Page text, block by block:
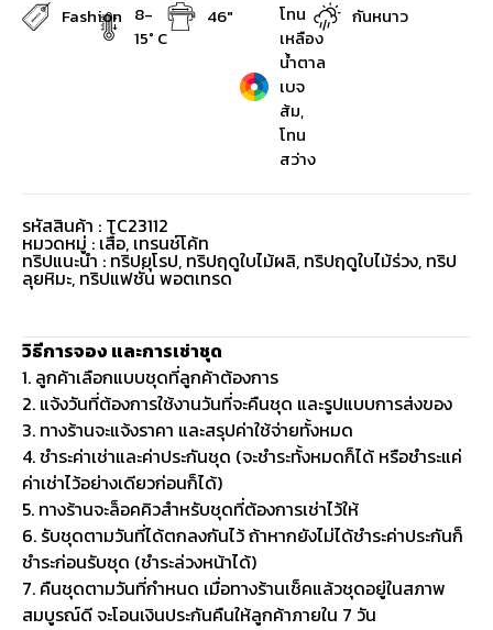
Fashion 8-
15° C
46"
โทน
เหลือง
น้ำตาล
เบจ
ส้ม,
โทน
สว่าง
กันหนาว
รหัสสินค้า : TC23112
หมวดหมู่ : เสื้อ, เทรนช์โค้ท
ทริปแนะนำ : ทริปยุโรป, ทริปฤดูใบไม้ผลิ, ทริปฤดูใบไม้ร่วง, ทริป
ลุยหิมะ, ทริปแฟชั่น พอตเทรด
วิธีการจอง และการเช่าชุด
1. ลูกค้าเลือกแบบชุดที่ลูกค้าต้องการ
2. แจ้งวันที่ต้องการใช้งานวันที่จะคืนชุด และรูปแบบการส่งของ
3. ทางร้านจะแจ้งราคา และสรุปค่าใช้จ่ายทั้งหมด
4. ชำระค่าเช่าและค่าประกันชุด (จะชำระทั้งหมดก็ได้ หรือชำระแค่
ค่าเช่าไว้อย่างเดียวก่อนก็ได้)
5. ทางร้านจะล็อคคิวสำหรับชุดที่ต้องการเช่าไว้ให้
6. รับชุดตามวันที่ได้ตกลงกันไว้ ถ้าหากยังไม่ได้ชำระค่าประกันก็
ชำระก่อนรับชุด (ชำระล่วงหน้าได้)
7. คืนชุดตามวันที่กำหนด เมื่อทางร้านเช็คแล้วชุดอยู่ในสภาพ
สมบูรณ์ดี จะโอนเงินประกันคืนให้ลูกค้าภายใน 7 วัน